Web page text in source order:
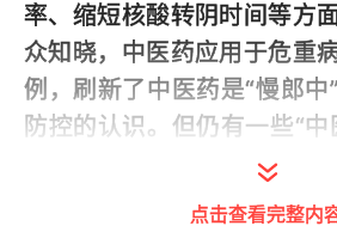
率、缩短核酸转阴时间等方
众知晓，中医药应用于危重
例，刷新了中医药是“慢郎
防控的认识。但仍有一些“
不是科学，中医药的疗效相
应。究竟该如何理性看待中医
点击查看完整内